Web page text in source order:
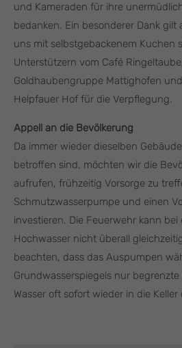
und Kameraden für ihre
bedanken. Ein besonderer Dank gilt
uns mit selbstgebackenem Kuchen
Unterstützern vom Café
Goldhaubengruppe Mattighofen
Helpfauer Hof für die Verpflegung.
Appell an die Bevölkerung
Da immer wieder dieselben
betroffen sind, möchten wir die
aufrufen, frühzeitig Vorsorge zu
Schmutzwasserpumpe und einen
investieren. Die Feuerwehr kann
Hochwasser nicht überall
beachten, dass das Auspumpen
Grundwasserspiegels nur
Wasser oft sofort wieder in die